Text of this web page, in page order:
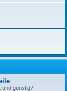
und günstig?